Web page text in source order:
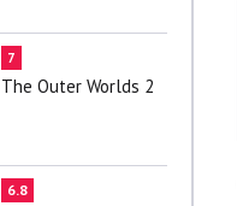
7
The Outer Worlds 2
6.8